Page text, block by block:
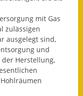
2015
2016
2017
mit Gas
zulässigen
ausgelegt sind,
und
Herstellung,